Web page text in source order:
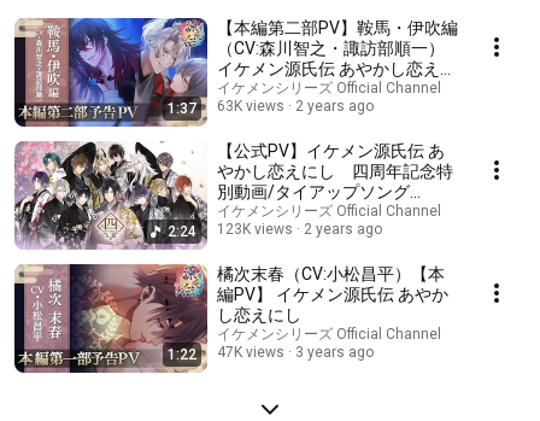
1:37
【本編第二部PV】鞍馬・伊吹編
（CV:森川智之・諏訪部順一）
イケメン源氏伝 あやかし恋えに
し
イケメンシリーズ Official Channel
63K views
2 years ago
2:24
【公式PV】イケメン源氏伝 あ
やかし恋えにし 四周年記念特
別動画/タイアップソング
「殻」:Wakana
イケメンシリーズ Official Channel
123K views
2 years ago
1:22
橘次末春（CV:小松昌平）【本
編PV】 イケメン源氏伝 あやか
し恋えにし
イケメンシリーズ Official Channel
47K views
3 years ago